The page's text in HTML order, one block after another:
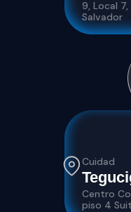
9, Local 7,
Salvador
Cuidad
Centro
piso 4